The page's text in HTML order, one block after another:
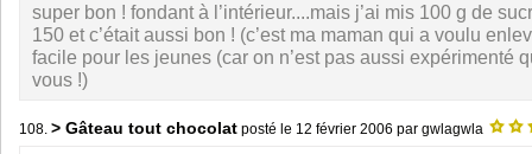
super bon ! fondant à l’intérieur....mais j’ai mis 100 g de
150 et c’était aussi bon ! (c’est ma maman qui a voulu
facile pour les jeunes (car on n’est pas aussi expérimenté
vous !)
108. > Gâteau tout chocolat posté le 12 février 2006 par gwlagwla